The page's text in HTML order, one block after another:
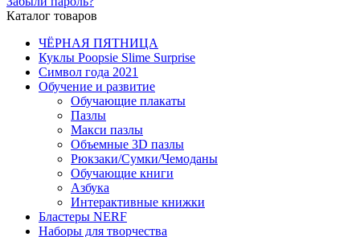
Каталог товаров
ЧЁРНАЯ ПЯТНИЦА
Куклы Poopsie Slime Surprise
Символ года 2021
Обучение и развитие
Обучающие плакаты
Пазлы
Макси пазлы
Объемные 3D пазлы
Рюкзаки/Сумки/Чемоданы
Обучающие книги
Азбука
Интерактивные книжки
Бластеры NERF
Наборы для творчества